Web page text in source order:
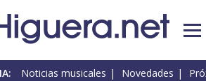
Noticias musicales Novedades